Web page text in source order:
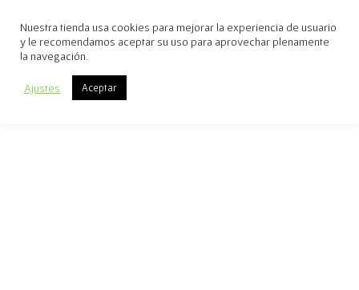
Nuestra tienda usa cookies para mejorar la experiencia de usuario
y le recomendamos aceptar su uso para aprovechar plenamente
la navegación.
Ajustes Aceptar